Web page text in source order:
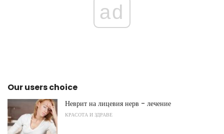
ad
Our users choice
Неврит на лицевия нерв - лечение
КРАСОТА И ЗДРАВЕ